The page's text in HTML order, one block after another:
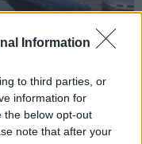
Information
to third parties, or
information for
the below opt-out
note that after your
2026-02-21 06:45
temperatūra:
(3)